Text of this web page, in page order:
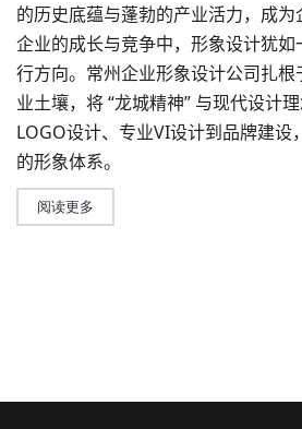
的历史底蕴与蓬勃的产业活力，成
企业的成长与竞争中，形象设计犹
行方向。常州企业形象设计公司扎根
业土壤，将 “龙城精神” 与现代设计
LOGO设计、专业VI设计到品牌建设
的形象体系。
阅读更多